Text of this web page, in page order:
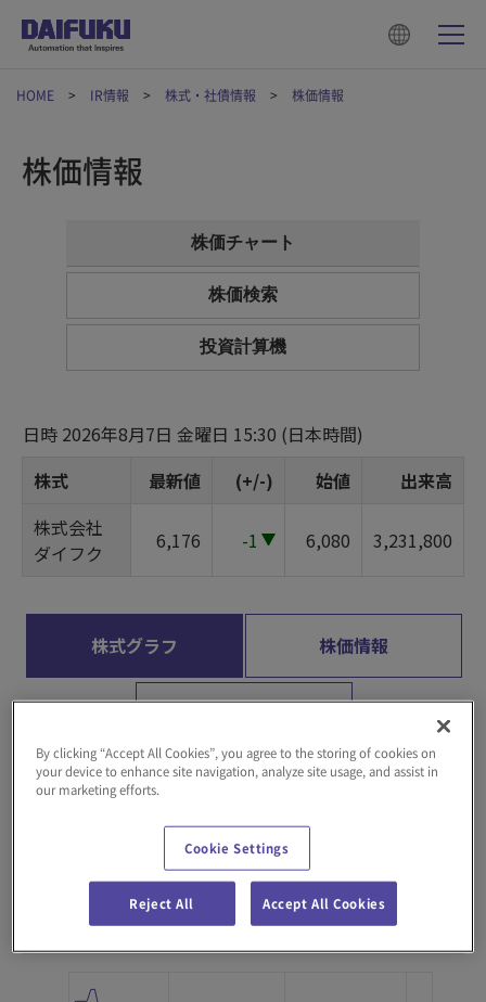
HOME IR情報 株式・社債情報 株価情報
株価情報
By clicking “Accept All Cookies”, you agree to the storing of cookies on
your device to enhance site navigation, analyze site usage, and assist in
our marketing efforts.
Cookie Settings
Reject All Accept All Cookies